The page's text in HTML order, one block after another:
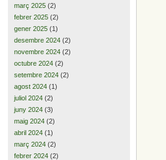
març 2025 (2)
febrer 2025 (2)
gener 2025 (1)
desembre 2024 (2)
novembre 2024 (2)
octubre 2024 (2)
setembre 2024 (2)
agost 2024 (1)
juliol 2024 (2)
juny 2024 (3)
maig 2024 (2)
abril 2024 (1)
març 2024 (2)
febrer 2024 (2)